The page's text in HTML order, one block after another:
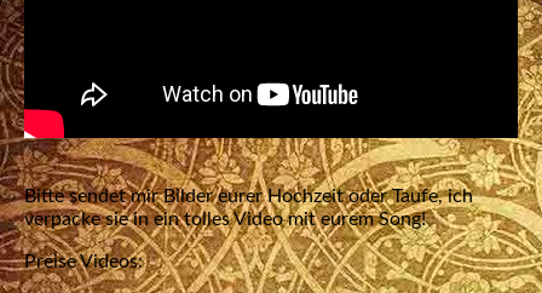
Bitte sendet mir Bilder eurer Hochzeit oder Taufe, ich
verpacke sie in ein tolles Video mit eurem Song!
Preise Videos: